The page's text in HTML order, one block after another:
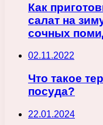
Как
салат на
сочных
02.11.2022
Что такое
посуда?
22.01.2024